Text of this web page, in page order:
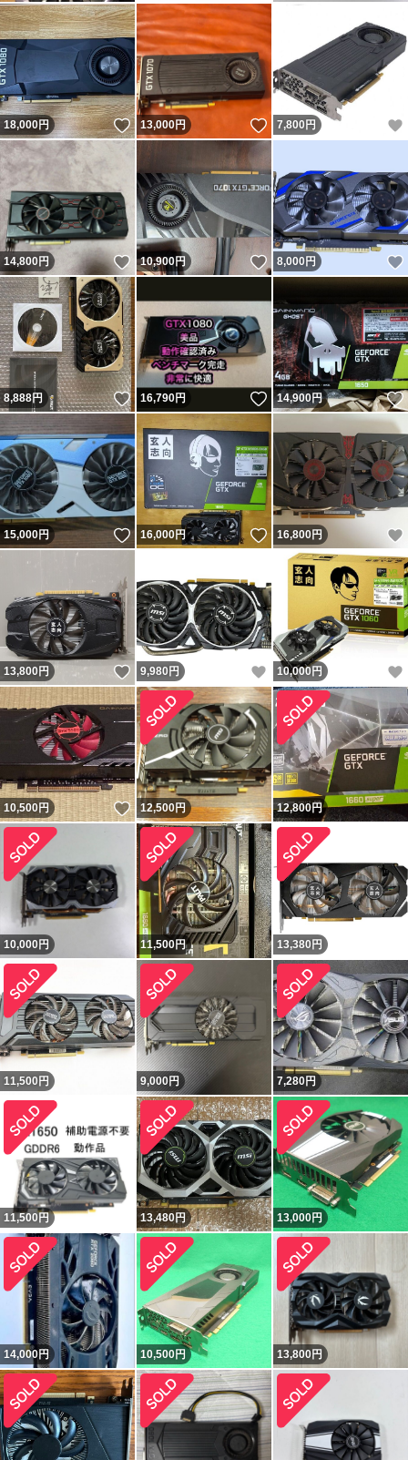
18,000円 いいね！
13,000円 いいね！
7,800 円
14,800円 いいね！
10,900円 いいね！
8,000円
8,888円 いいね！
16,790円 いいね！
14,900円
15,000円 いいね！
16,000円 いいね！
16,800円
13,800円 いいね！
9,980 円 いいね！
10,000 円
10,500円 いいね！
12,500円 12,800円
10,000円 11,500円 13,380 円
11,500 円 9,000円 7,280円
11,500 円 13,480円 13,000円
14,000円 10,500円 13,800円